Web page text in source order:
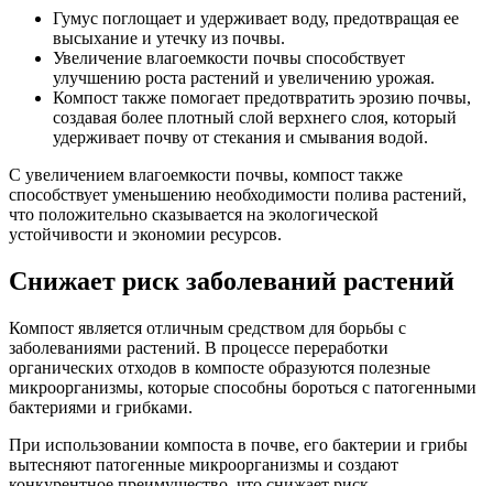
Гумус поглощает и удерживает воду, предотвращая ее
высыхание и утечку из почвы.
Увеличение влагоемкости почвы способствует
улучшению роста растений и увеличению урожая.
Компост также помогает предотвратить эрозию почвы,
создавая более плотный слой верхнего слоя, который
удерживает почву от стекания и смывания водой.
С увеличением влагоемкости почвы, компост также
способствует уменьшению необходимости полива растений,
что положительно сказывается на экологической
устойчивости и экономии ресурсов.
Снижает риск заболеваний растений
Компост является отличным средством для борьбы с
заболеваниями растений. В процессе переработки
органических отходов в компосте образуются полезные
микроорганизмы, которые способны бороться с патогенными
бактериями и грибками.
При использовании компоста в почве, его бактерии и грибы
вытесняют патогенные микроорганизмы и создают